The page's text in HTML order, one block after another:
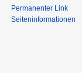
Permanenter Link
Seiten­informationen